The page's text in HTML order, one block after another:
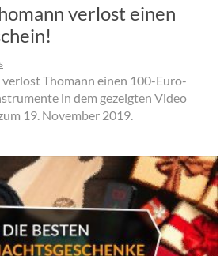
verlost einen
Thomann einen 100-Euro-
in dem gezeigten Video
19. November 2019.